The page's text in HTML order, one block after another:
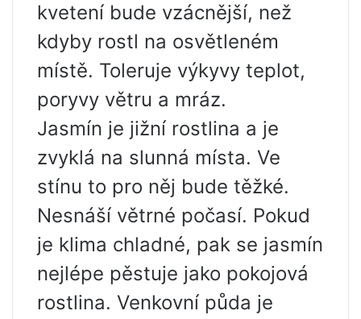
kvetení bude vzácnější, než
kdyby rostl na osvětleném
místě. Toleruje výkyvy teplot,
poryvy větru a mráz.
Jasmín je jižní rostlina a je
zvyklá na slunná místa. Ve
stínu to pro něj bude těžké.
Nesnáší větrné počasí. Pokud
je klima chladné, pak se jasmín
nejlépe pěstuje jako pokojová
rostlina. Venkovní půda je